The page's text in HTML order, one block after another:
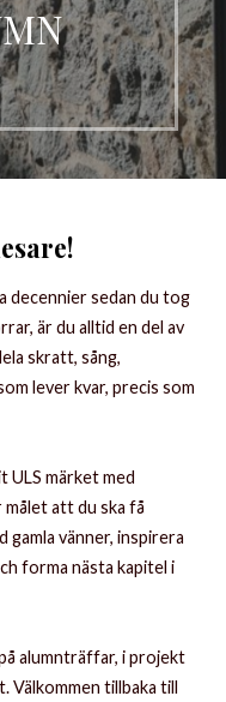
decennier sedan du tog
är du alltid en del av
skratt, sång,
lever kvar, precis som
ULS märket med
att du ska få
vänner, inspirera
forma nästa kapitel i
alumnträffar, i projekt
Välkommen tillbaka till